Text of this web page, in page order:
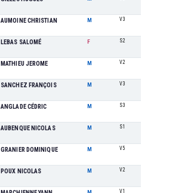
AUMOINE CHRISTIAN M V3
LEBAS SALOMÉ F S2
MATHIEU JEROME M V2
SANCHEZ FRANÇOIS M V3
ANGLADE CÉDRIC M S3
AUBENQUE NICOLAS M S1
GRANIER DOMINIQUE M V5
POUX NICOLAS M V2
V1